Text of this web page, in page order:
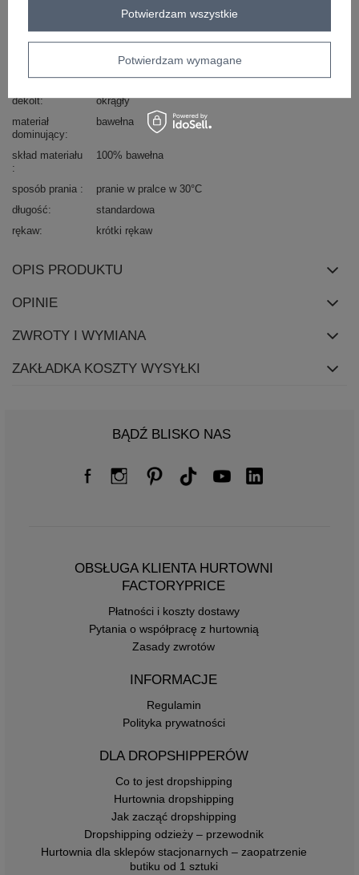
Marka
SUBLEVEL
dominujący
nadruk
dekolt
okrągły
materiał
dominujący
bawełna
skład materiału 100% bawełna
sposób prania
pranie w pralce w 30°C
długość
standardowa
rękaw
krótki rękaw
OPIS PRODUKTU
OPINIE
ZWROTY I WYMIANA
ZAKŁADKA KOSZTY WYSYŁKI
BĄDŹ BLISKO NAS
OBSŁUGA KLIENTA HURTOWNI
FACTORYPRICE
Płatności i koszty dostawy
Pytania o współpracę z hurtownią
Zasady zwrotów
INFORMACJE
Regulamin
Polityka prywatności
DLA DROPSHIPPERÓW
Co to jest dropshipping
Hurtownia dropshipping
Jak zacząć dropshipping
Dropshipping odzieży – przewodnik
Hurtownia dla sklepów stacjonarnych – zaopatrzenie
butiku od 1 sztuki
Potwierdzam wymagane
Potwierdzam wszystkie